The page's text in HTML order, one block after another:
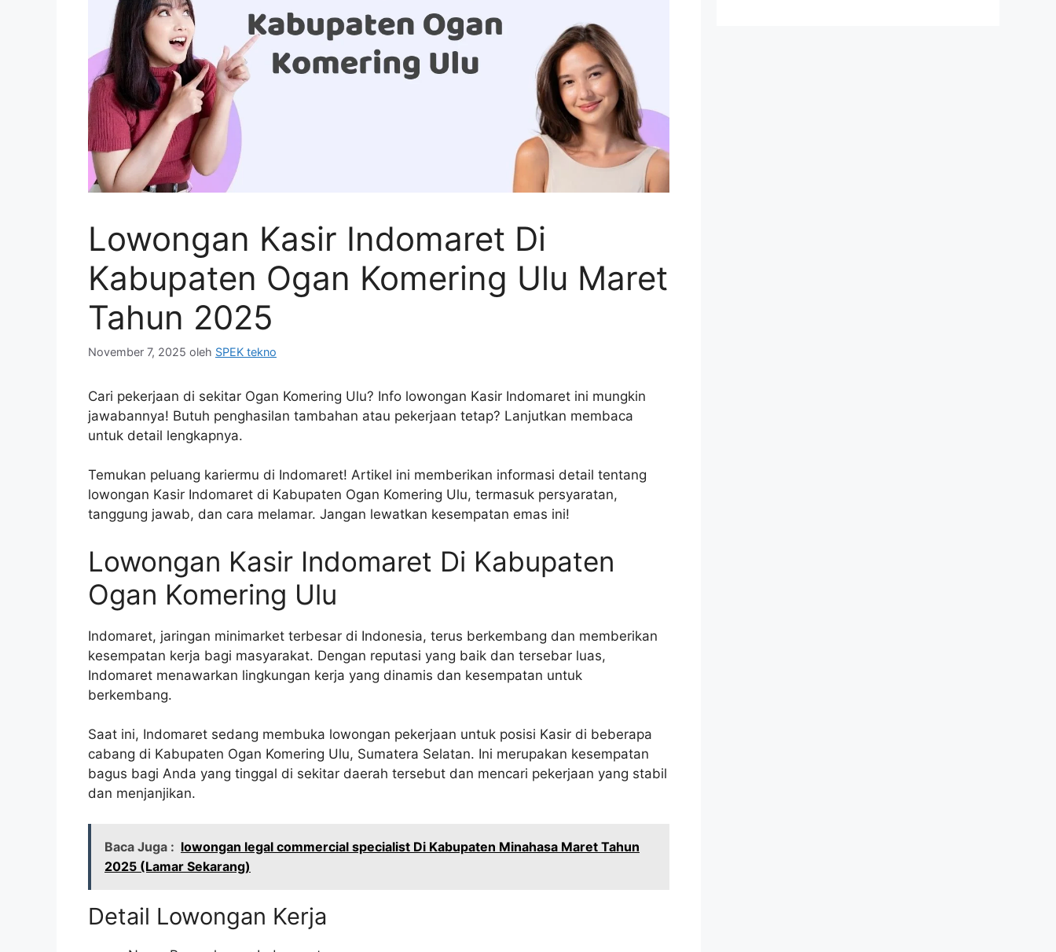
Lowongan Kasir Indomaret Di
Kabupaten Ogan Komering Ulu Maret
Tahun 2025
November 7, 2025 oleh SPEK tekno
Cari pekerjaan di sekitar Ogan Komering Ulu? Info lowongan Kasir Indomaret ini mungkin
jawabannya! Butuh penghasilan tambahan atau pekerjaan tetap? Lanjutkan membaca
untuk detail lengkapnya.
Temukan peluang kariermu di Indomaret! Artikel ini memberikan informasi detail tentang
lowongan Kasir Indomaret di Kabupaten Ogan Komering Ulu, termasuk persyaratan,
tanggung jawab, dan cara melamar. Jangan lewatkan kesempatan emas ini!
Lowongan Kasir Indomaret Di Kabupaten
Ogan Komering Ulu
Indomaret, jaringan minimarket terbesar di Indonesia, terus berkembang dan memberikan
kesempatan kerja bagi masyarakat. Dengan reputasi yang baik dan tersebar luas,
Indomaret menawarkan lingkungan kerja yang dinamis dan kesempatan untuk
berkembang.
Saat ini, Indomaret sedang membuka lowongan pekerjaan untuk posisi Kasir di beberapa
cabang di Kabupaten Ogan Komering Ulu, Sumatera Selatan. Ini merupakan kesempatan
bagus bagi Anda yang tinggal di sekitar daerah tersebut dan mencari pekerjaan yang stabil
dan menjanjikan.
Baca Juga : lowongan legal commercial specialist Di Kabupaten Minahasa Maret Tahun
2025 (Lamar Sekarang)
Detail Lowongan Kerja